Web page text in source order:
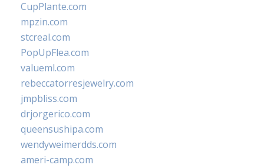
CupPlante.com
mpzin.com
stcreal.com
PopUpFlea.com
valueml.com
rebeccatorresjewelry.com
jmpbliss.com
drjorgerico.com
queensushipa.com
wendyweimerdds.com
ameri-camp.com